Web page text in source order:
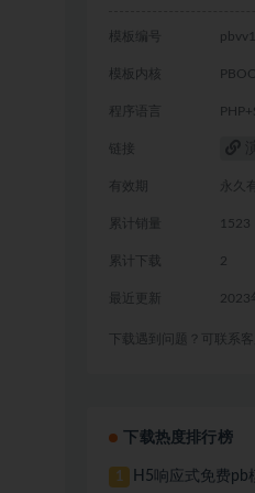
模板编号
模板内核
程序语言
链接
有效期 永久
累计销量 1523
累计下载 2
最近更新 2023
下载遇到问题？可联系
下载热度排行榜
1
H5响应式免费pb